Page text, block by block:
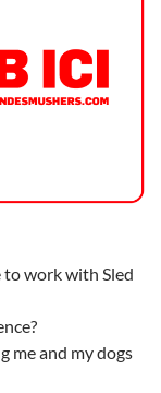
work with Sled
me and my dogs